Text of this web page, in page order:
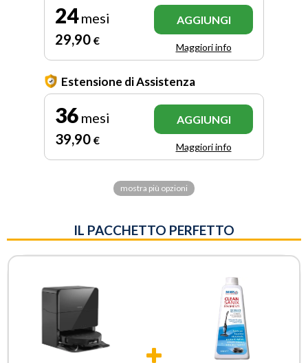
24mesi
29,90 €
AGGIUNGI
Maggiori info
Estensione di Assistenza
36 mesi
39,90 €
AGGIUNGI
Maggiori info
mostra più opzioni
IL PACCHETTO PERFETTO